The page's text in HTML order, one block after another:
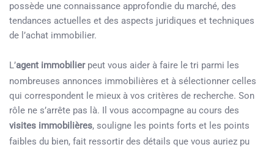
possède une connaissance approfondie du marché, des
tendances actuelles et des aspects juridiques et techniques
de l’achat immobilier.
L’agent immobilierpeut vous aider à faire le tri parmi les
nombreuses annonces immobilières et à sélectionner celles
qui correspondent le mieux à vos critères de recherche. Son
rôle ne s’arrête pas là. Il vous accompagne au cours des
visites immobilières, souligne les points forts et les points
faibles du bien, fait ressortir des détails que vous auriez pu